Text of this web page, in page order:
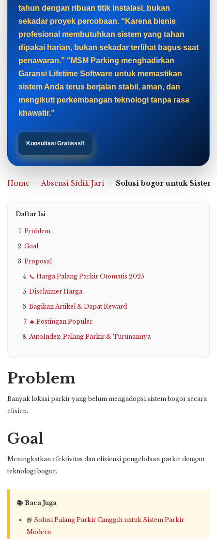
tahun dengan ribuan titik instalasi, bukan
sekadar proyek percobaan. “Karena bisnis
profesional membutuhkan sistem yang tahan
dipakai harian, bukan sekadar terlihat bagus saat
penawaran.” “MSM Parking menghadirkan
Garansi Lifetime Software untuk memastikan
sistem Anda terus berjalan stabil, aman, dan
mengikuti perkembangan teknologi tanpa rasa
khawatir.”
Konsultasi Gratisss!!
Home › Absensi Sidik Jari › Solusi bogor untuk
Daftar Isi
Problem
Goal
Proposal
📞 Harga Palang Parkir Otomatis 2025
Disclaimer Harga
Bagikan Artikel & Dapat Reward
🔥 Postingan Populer
AutoIndex: Palang Parkir & Turunannya
Problem
Banyak lokasi parkir yang belum mengadopsi sistem bogor secara
efisien.
Goal
Meningkatkan efektivitas dan efisiensi pengelolaan parkir dengan
teknologi bogor.
📚 Baca Juga
📘 Solusi Palang Parkir Canggih untuk Sistem Parkir
Modern